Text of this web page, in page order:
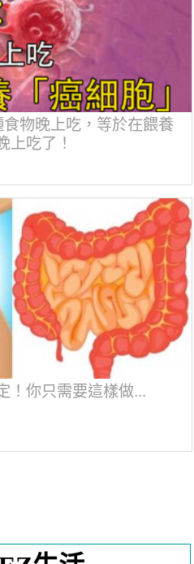
物晚上吃，等於在餵養
上吃了！
！你只需要這樣做...